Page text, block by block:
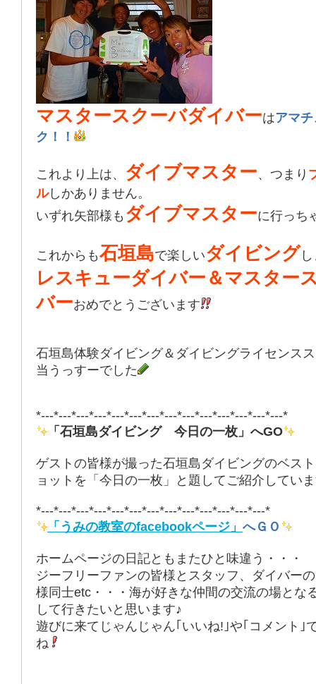
マスタースクーバダイバーはアマ
ク！！
これより上は、 ダイブマスター、つまり
ルしかありません。
いずれ矢部様も ダイブマスターに行っち
これからも石垣島で楽しいダイビング
レスキューダイバー＆マスター
バーおめでとうございます
石垣島体験ダイビング＆ダイビングライセンス
当うっすーでした
*---*---*---*---*---*---*---*---*---*---*---*---*---*---*
「石垣島ダイビング 今日の一枚」へGO
ゲストの皆様が撮った石垣島ダイビングのベス
ョットを「今日の一枚」と題してご紹介してい
*---*---*---*---*---*---*---*---*---*---*---*---*---*
「うみの教室のfacebookページ」 へＧＯ
ホームページの日記ともまたひと味違う・・・
ジーフリーファンの皆様とスタッフ、ダイバー
様同士etc・・・海が好きな仲間の交流の場とな
して行きたいと思います♪
遊びに来てじゃんじゃん｢いいね!｣や｢コメント｣
ね